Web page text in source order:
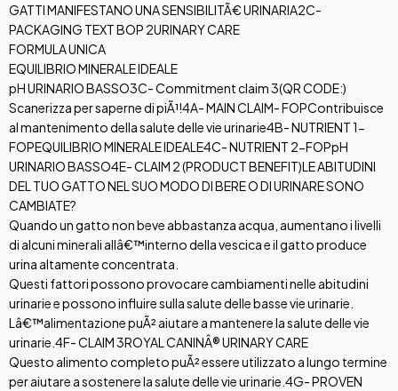
GATTI MANIFESTANO UNA SENSIBILITÃ€ URINARIA2C-
PACKAGING TEXT BOP 2URINARY CARE
FORMULA UNICA
EQUILIBRIO MINERALE IDEALE
pH URINARIO BASSO3C- Commitment claim 3(QR CODE:)
Scanerizza per saperne di piÃ¹!4A- MAIN CLAIM- FOPContribuisce
al mantenimento della salute delle vie urinarie4B- NUTRIENT 1-
FOPEQUILIBRIO MINERALE IDEALE4C- NUTRIENT 2-FOPpH
URINARIO BASSO4E- CLAIM 2 (PRODUCT BENEFIT)LE ABITUDINI
DEL TUO GATTO NEL SUO MODO DI BERE O DI URINARE SONO
CAMBIATE?
Quando un gatto non beve abbastanza acqua, aumentano i livelli
di alcuni minerali allâ€™interno della vescica e il gatto produce
urina altamente concentrata.
Questi fattori possono provocare cambiamenti nelle abitudini
urinarie e possono influire sulla salute delle basse vie urinarie.
Lâ€™alimentazione puÃ² aiutare a mantenere la salute delle vie
urinarie. 4F- CLAIM 3ROYAL CANINÂ® URINARY CARE
Questo alimento completo puÃ² essere utilizzato a lungo termine
per aiutare a sostenere la salute delle vie urinarie. 4G- PROVEN